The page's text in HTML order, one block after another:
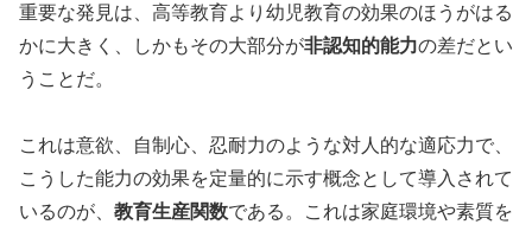
重要な発見は、高等教育より幼児教育の効果のほうがはる
かに大きく、しかもその大部分が非認知的能力の差だとい
うことだ。
これは意欲、自制心、忍耐力のような対人的な適応力で、
こうした能力の効果を定量的に示す概念として導入されて
いるのが、 教育生産関数である。これは家庭環境や素質を